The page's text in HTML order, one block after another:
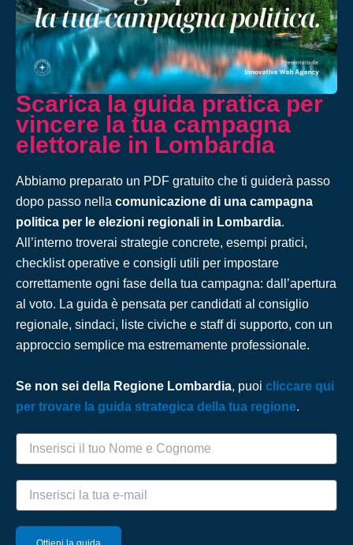
Scarica la guida pratica per
vincere la tua campagna
elettorale in Lombardia
Abbiamo preparato un PDF gratuito che ti guiderà passo
dopo passo nella comunicazione di una campagna
politica per le elezioni regionali in Lombardia.
All’interno troverai strategie concrete, esempi pratici,
checklist operative e consigli utili per impostare
correttamente ogni fase della tua campagna: dall’apertura
al voto. La guida è pensata per candidati al consiglio
regionale, sindaci, liste civiche e staff di supporto, con un
approccio semplice ma estremamente professionale.
Se non sei della Regione Lombardia, puoi cliccare qui
per trovare la guida strategica della tua regione.